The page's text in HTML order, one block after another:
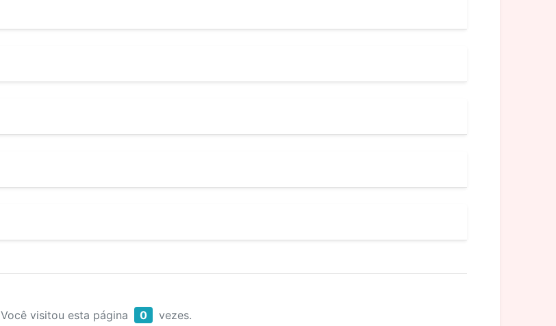
Você visitou esta página 0 vezes.